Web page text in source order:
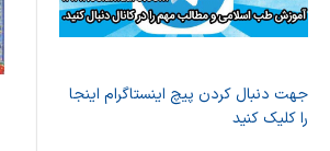
جهت دنبال کردن پیچ اینستاگرام اینجا
را کلیک کنید